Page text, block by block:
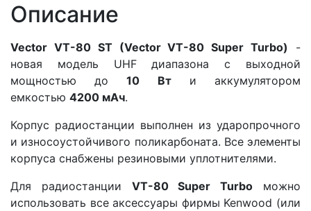
Описание
Vector VT-80 ST (Vector VT-80 Super Turbo)
-
новая модель UHF диапазона с выходной
мощностью до10 Вти аккумулятором
емкостью 4200 мАч.
Корпус радиостанции выполнен из ударопрочного
и износоустойчивого поликарбоната. Все элементы
корпуса снабжены резиновыми уплотнителями.
Для радиостанции VT-80 Super Turbo можно
использовать все аксессуары фирмы Kenwood (или